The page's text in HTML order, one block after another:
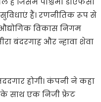
हैं। रणनीतिक रूप से
विकास निगम
बंदरगाह और न्हावा शेवा
होगी। कंपनी ने कहा
के साथ एक निजी फ्रेट